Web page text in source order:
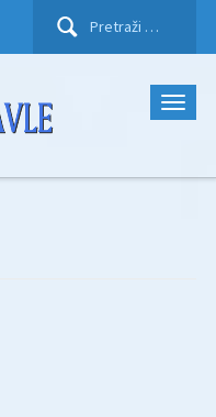
Pretraži: